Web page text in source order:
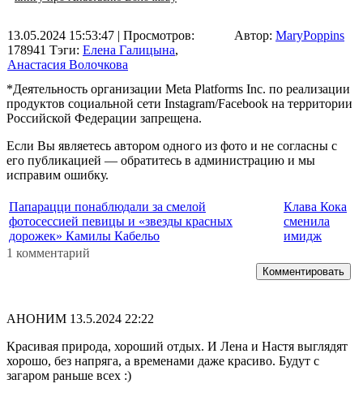
13.05.2024 15:53:47 | Просмотров:
178941 Тэги: Елена Галицына,
Анастасия Волочкова
Автор: MaryPoppins
*Деятельность организации Meta Platforms Inc. по реализации
продуктов социальной сети Instagram/Facebook на территории
Российской Федерации запрещена.
Если Вы являетесь автором одного из фото и не согласны с
его публикацией — обратитесь в администрацию и мы
исправим ошибку.
Папарацци понаблюдали за смелой
фотосессией певицы и «звезды красных
дорожек» Камилы Кабельо
Клава Кока
сменила
имидж
1 комментарий
Комментировать
АНОНИМ 13.5.2024 22:22
Красивая природа, хороший отдых. И Лена и Настя выглядят
хорошо, без напряга, а временами даже красиво. Будут с
загаром раньше всех :)